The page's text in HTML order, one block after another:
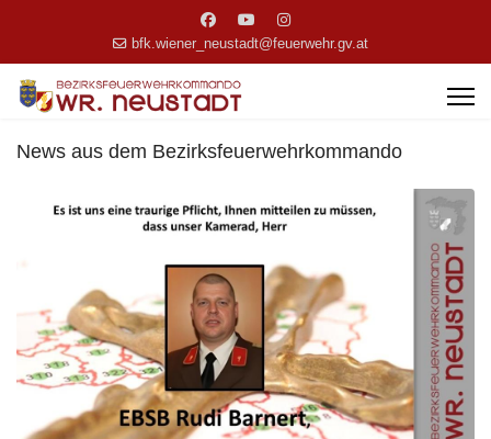
bfk.wiener_neustadt@feuerwehr.gv.at
News aus dem Bezirksfeuerwehrkommando